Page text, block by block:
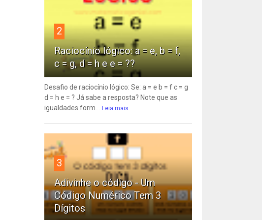
2
Raciocínio lógico: a = e, b = f,
c = g, d = h e e = ??
Desafio de raciocínio lógico: Se: a = e b = f c = g
d = h e = ? Já sabe a resposta? Note que as
igualdades form...
Leia mais
3
Adivinhe o código - Um
Código Numérico Tem 3
Dígitos